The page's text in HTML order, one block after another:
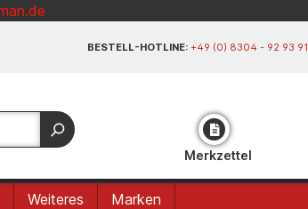
BESTELL-HOTLINE: +49 (0) 8304 - 92 93 91
Merkzettel
Weiteres Marken